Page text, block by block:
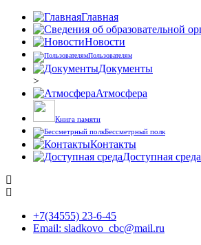
Главная
Новости
Пользователям
Документы
>
Атмосфера
Книга памяти
Бессметрный полк
Контакты
Доступная среда
+7(34555) 23-6-45
Email: sladkovo_cbc@mail.ru